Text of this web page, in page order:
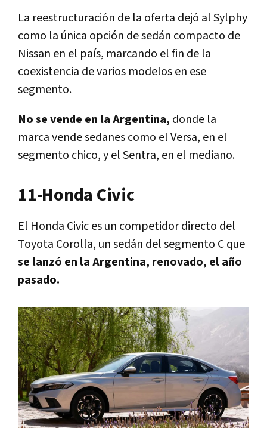
La reestructuración de la oferta dejó al Sylphy
como la única opción de sedán compacto de
Nissan en el país, marcando el fin de la
coexistencia de varios modelos en ese
segmento.
No se vende en la Argentina, donde la
marca vende sedanes como el Versa, en el
segmento chico, y el Sentra, en el mediano.
11-Honda Civic
El Honda Civic es un competidor directo del
Toyota Corolla, un sedán del segmento C que
se lanzó en la Argentina, renovado, el año
pasado.